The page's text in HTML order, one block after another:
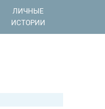
ЛИЧНЫЕ
ИСТОРИИ